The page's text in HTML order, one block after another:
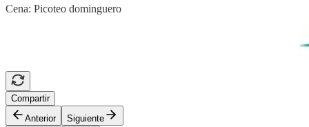
Cena: Picoteo dominguero
Compartir
Anterior
Siguiente